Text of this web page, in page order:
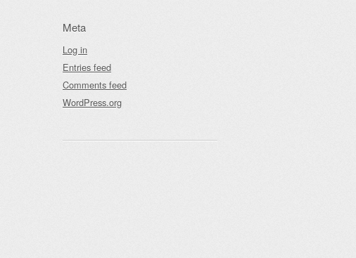
Meta
Log in
Entries feed
Comments feed
WordPress.org